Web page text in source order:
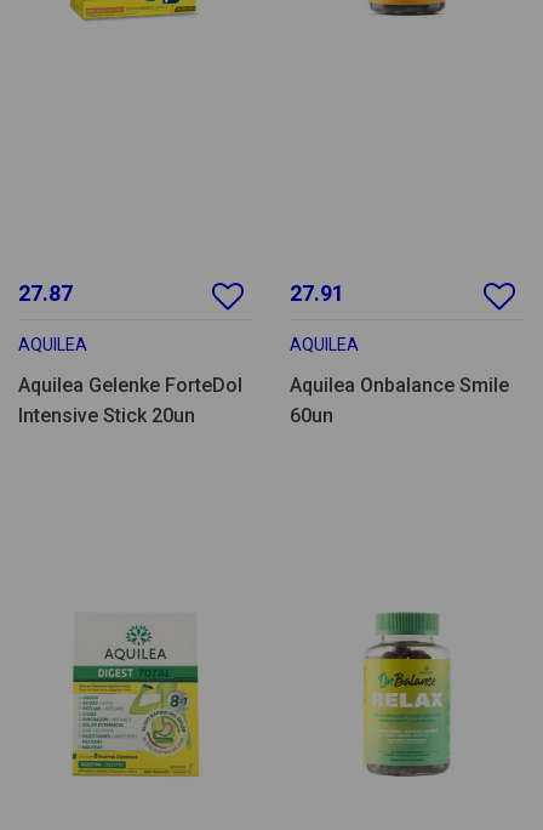
27.87
AQUILEA
Aquilea Gelenke ForteDol
Intensive Stick 20un
27.91
AQUILEA
Aquilea Onbalance Smile
60un